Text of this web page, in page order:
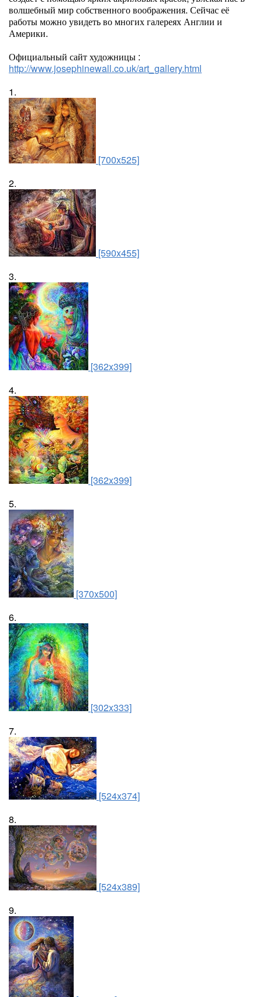
волшебный мир собственного воображения. Сейчас её
работы можно увидеть во многих галереях Англии и
Америки.
Официальный сайт художницы :
http://www.josephinewall.co.uk/art_gallery.html
1.
[700x525]
2.
[590x455]
3.
[362x399]
4.
[362x399]
5.
[370x500]
6.
[302x333]
7.
[524x374]
8.
[524x389]
9.